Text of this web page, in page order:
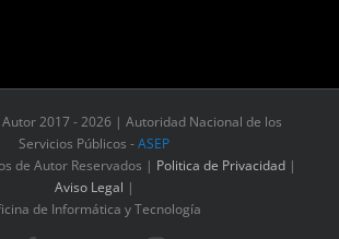
2017 -2026 | Autoridad Nacional de los
Servicios Públicos -ASEP
de Autor Reservados | Politica de Privacidad |
Aviso Legal |
de Informática y Tecnología